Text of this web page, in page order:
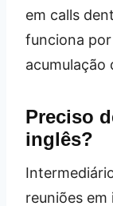
em calls
funciona
acumulação
Preciso
inglês?
reuniões em